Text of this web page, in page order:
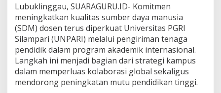
a
l
,
D
o
s
e
n
U
Lubuklinggau, SUARAGURU.ID- Komitmen
meningkatkan kualitas sumber daya manusia
(SDM) dosen terus diperkuat Universitas PGRI
Silampari (UNPARI) melalui pengiriman tenaga
pendidik dalam program akademik internasional.
Langkah ini menjadi bagian dari strategi kampus
dalam memperluas kolaborasi global sekaligus
mendorong peningkatan mutu pendidikan tinggi.